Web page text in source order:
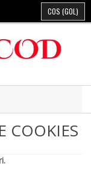
COS (GOL)
COOKIES